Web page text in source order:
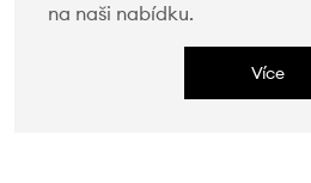
na naši nabídku.
Více